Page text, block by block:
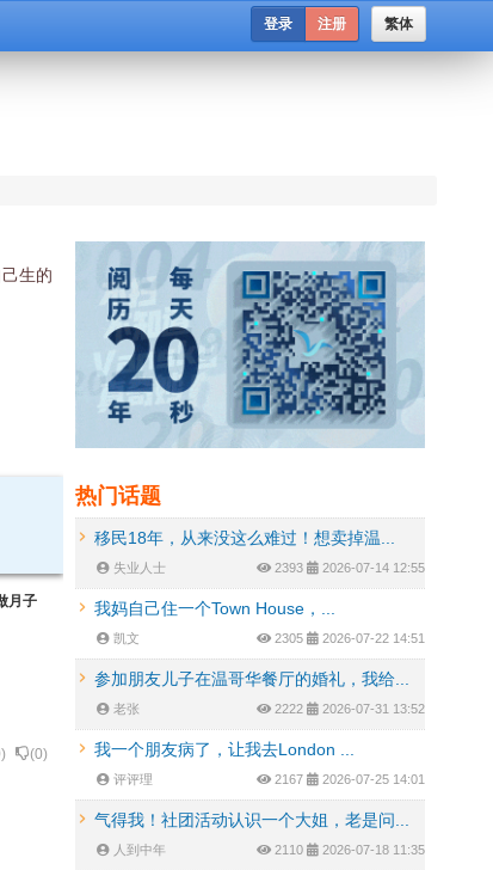
繁体
登录 注册
生的
月子
) (0)
热门话题
移民18年，从来没这么难过！想卖掉温...
失业人士 2393 2026-07-14 12:55
我妈自己住一个Town House，...
凯文 2305 2026-07-22 14:51
参加朋友儿子在温哥华餐厅的婚礼，我给...
老张 2222 2026-07-31 13:52
我一个朋友病了，让我去London ...
评评理 2167 2026-07-25 14:01
气得我！社团活动认识一个大姐，老是问...
人到中年 2110 2026-07-18 11:35